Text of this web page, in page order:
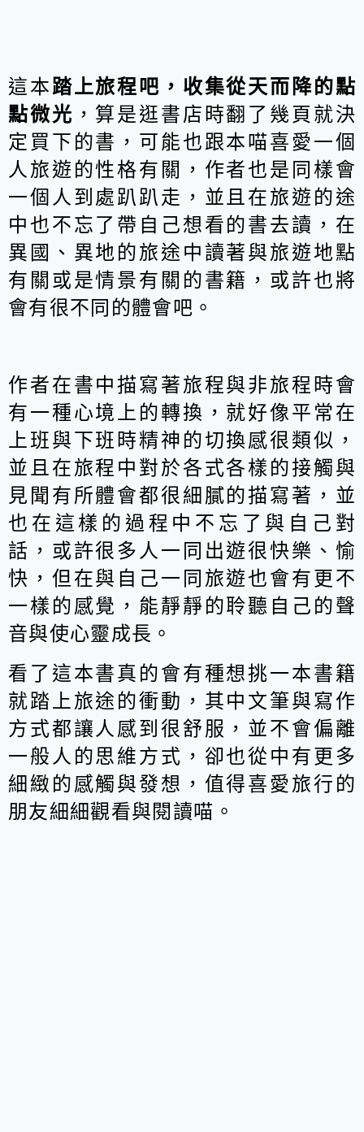
這本踏上旅程吧，收集從天而降的點
點微光 ，算是逛書店時翻了幾頁就決
定買下的書，可能也跟本喵喜愛一個
人旅遊的性格有關，作者也是同樣會
一個人到處趴趴走，並且在旅遊的途
中也不忘了帶自己想看的書去讀，在
異國、異地的旅途中讀著與旅遊地點
有關或是情景有關的書籍，或許也將
會有很不同的體會吧。
作者在書中描寫著旅程與非旅程時會
有一種心境上的轉換，就好像平常在
上班與下班時精神的切換感很類似，
並且在旅程中對於各式各樣的接觸與
見聞有所體會都很細膩的描寫著，並
也在這樣的過程中不忘了與自己對
話，或許很多人一同出遊很快樂、愉
快，但在與自己一同旅遊也會有更不
一樣的感覺，能靜靜的聆聽自己的聲
音與使心靈成長。
看了這本書真的會有種想挑一本書籍
就踏上旅途的衝動，其中文筆與寫作
方式都讓人感到很舒服，並不會偏離
一般人的思維方式，卻也從中有更多
細緻的感觸與發想，值得喜愛旅行的
朋友細細觀看與閱讀喵。